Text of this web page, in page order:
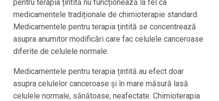
pentru terapia țintită nu funcționează la fel ca
medicamentele tradiționale de chimioterapie standard.
Medicamentele pentru terapia țintită se concentrează
asupra anumitor modificări care fac celulele canceroase
diferite de celulele normale.
Medicamentele pentru terapia țintită au efect doar
asupra celulelor canceroase și în mare măsură lasă
celulele normale, sănătoase, neafectate. Chimioterapia